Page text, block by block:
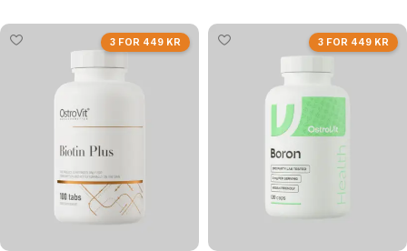
3 FOR 449 KR 3 FOR 449 KR